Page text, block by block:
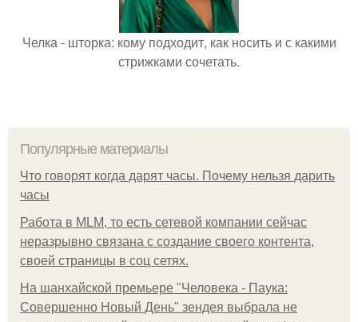
Челка - шторка: кому подходит, как носить и с какими
стрижками сочетать.
Популярные материалы
Что говорят когда дарят часы. Почему нельзя дарить
часы
Работа в MLM, то есть сетевой компании сейчас
неразрывно связана с создание своего контента,
своей страницы в соц сетях.
На шанхайской премьере "Человека - Паука:
Совершенно Новый День" зендея выбрала не